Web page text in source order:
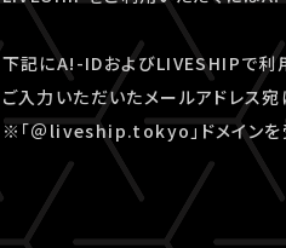
下記にA!-IDおよびLIVESHIPで利
ご入力いただいたメールアドレス
※「＠liveship.tokyo」ドメインを